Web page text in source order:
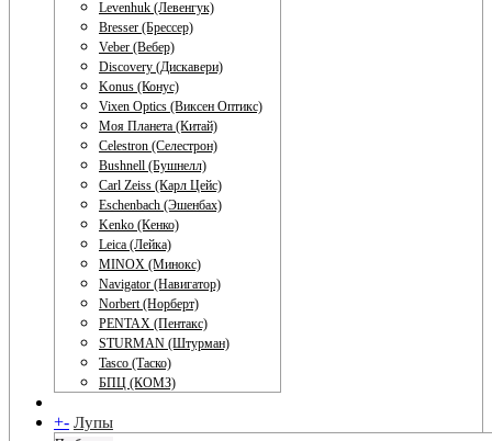
Levenhuk (Левенгук)
Bresser (Брессер)
Veber (Вебер)
Discovery (Дискавери)
Konus (Конус)
Vixen Optics (Виксен Оптикс)
Моя Планета (Китай)
Celestron (Селестрон)
Bushnell (Бушнелл)
Carl Zeiss (Карл Цейс)
Eschenbach (Эшенбах)
Kenko (Кенко)
Leica (Лейка)
MINOX (Минокс)
Navigator (Навигатор)
Norbert (Норберт)
PENTAX (Пентакс)
STURMAN (Штурман)
Tasco (Таско)
БПЦ (КОМЗ)
+- Лупы